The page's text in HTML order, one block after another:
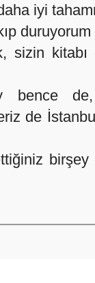
iyi
sizin
bence
de